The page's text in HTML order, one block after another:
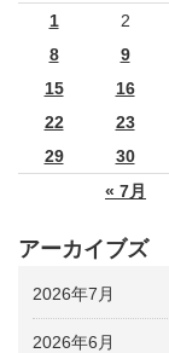
« 7月
1 2
8
9
15
16
22
23
29
30
アーカイブズ
2026年7月
2026年6月